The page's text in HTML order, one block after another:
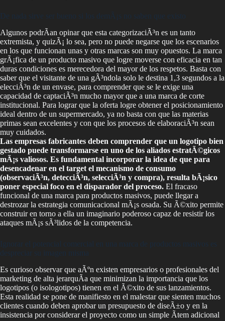
De nada sirve ser bueno si los demÃ¡s no saben que existo
Algunos podrÃ­an opinar que esta categorizaciÃ³n es un tanto
extremista, y quizÃ¡ lo sea, pero no puede negarse que los escenarios
en los que funcionan unas y otras marcas son muy opuestos. La marca
grÃ¡fica de un producto masivo que logre moverse con eficacia en tan
duras condiciones es merecedora del mayor de los respetos. Basta con
saber que el visitante de una gÃ³ndola solo le destina 1,3 segundos a la
elecciÃ³n de un envase, para comprender que se le exige una
capacidad de captaciÃ³n mucho mayor que a una marca de corte
institucional. Para lograr que la oferta logre obtener el posicionamiento
ideal dentro de un supermercado, ya no basta con que las materias
primas sean excelentes y con que los procesos de elaboraciÃ³n sean
muy cuidados.
Las empresas fabricantes deben comprender que un logotipo bien
gestado puede transformarse en uno de los aliados estratÃ©gicos
mÃ¡s valiosos. Es fundamental incorporar la idea de que para
desencadenar en el target el mecanismo de consumo
(observaciÃ³n, detecciÃ³n, selecciÃ³n y compra), resulta bÃ¡sico
poner especial foco en el disparador del proceso. El fracaso
funcional de una marca para productos masivos, puede llegar a
destrozar la estrategia comunicacional mÃ¡s osada. Su Ã©xito permite
construir en torno a ella un imaginario poderoso capaz de resistir los
ataques mÃ¡s sÃ³lidos de la competencia.
Ignorar el potencial comercial en una marca de productos masivos es
despreciar su imagen misma
Es curioso observar que aÃºn existen empresarios o profesionales del
marketing de alta jerarquÃ­a que minimizan la importancia que los
logotipos (o isologotipos) tienen en el Ã©xito de sus lanzamientos.
Esta realidad se pone de manifiesto en el malestar que sienten muchos
clientes cuando deben aprobar un presupuesto de diseÃ±o y en la
insistencia por considerar el proyecto como un simple Ã­tem adicional